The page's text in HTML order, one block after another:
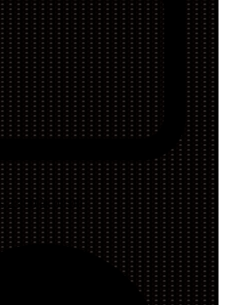
23:00 às 08:00